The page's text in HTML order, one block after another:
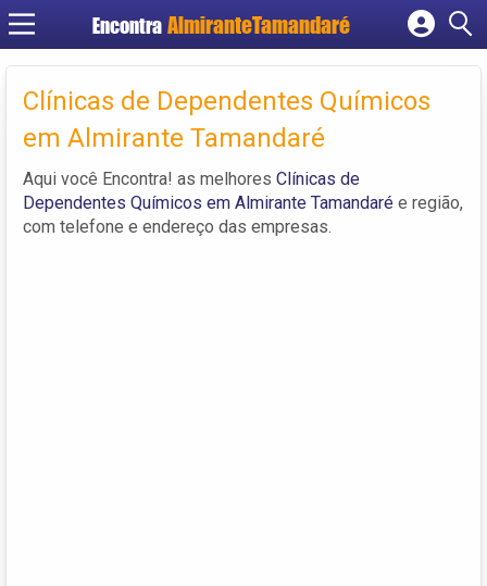
Encontra
Cadastrar empresa
Criar conta
Clínicas de Dependentes Químicos
em Almirante Tamandaré
Aqui você Encontra! as melhores Clínicas de
Dependentes Químicos em Almirante Tamandaré e região,
com telefone e endereço das empresas.